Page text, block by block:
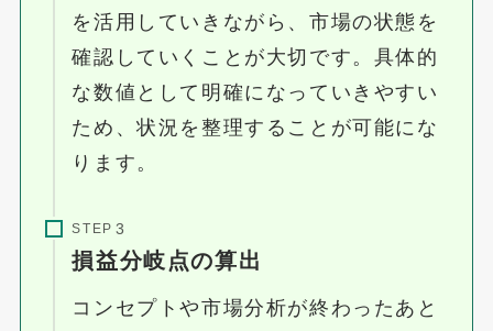
を活用していきながら、市場の状態を
確認していくことが大切です。具体的
な数値として明確になっていきやすい
ため、状況を整理することが可能にな
ります。
STEP
損益分岐点の算出
コンセプトや市場分析が終わったあと